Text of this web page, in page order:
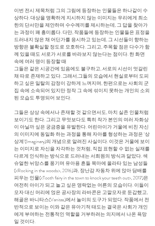
이번 전시 제목처럼 그의 그림에 등장하는 인물들은 하나같이 수
상하다. 대상을 명확하게 지시하지 않는 이미지는 우리에게 최소
한의 단서만을 제안하며 수수께끼를 제시하는데, 그 답을 찾아가
는 과정이 꽤 흥미롭다. 다만, 작품들에 등장하는 인물들은 표정을
드러내지 않은 채 어딘가를 응시하고 있는데, 그 시선들이 향하는
방향은 불확실할 정도로 모호하다. 그리고, 주목할 점은 다수가 함
께 있을 때도 서로가 서로를 바라보지 않는다는 점이다. 한 화면
속에 여러 명이 등장할 때
그들은 같은 시공간에 있음에도 불구하고, 서로의 시선이 엇갈린
채 따로 존재하고 있다. 그래서,그들의 모습에서 현실로부터 도피
하고 싶은 일탈의 감정이 강하게 느껴지며, 한편으로는 사회의 군
집 속에 소속되어 있지만 정작 그 속에 섞이지 못하는 개인의 소외
된 모습도 투영되어 보인다.
그들은 상상 속에서나 존재할 것 같으면서도, 마치 실존 인물처럼
보이기도 한다. 그리고 무엇보다도 특히 작가 본인의 여러 자화상
이 아닐까 싶은 궁금증을 유발한다. 어린아이가 거울에 비친 자신
의 이미지에 동일화 하는 과정을 통해 자아를 형성하는 과정은 ‘상
상계’(Imaginary)의 개념으로 알려진 사실이다. 이것은 거울에 보이
는 이미지로 자신을 자각하는 것처럼, 직접 표현할 수 없는 실재를
다르게 인식하는 방식으로 드러내는 서희원의 방식과 닮았다. 섹
슈얼한 뉘앙스를 풍기며 유아용 흔들 목마에 올라타 있는 남성들
(<Rocking in the woods>, 2016)과, 장난감 자동차 위에 앉아 담배를
피우는 인물(<Tooth fairy in the town to knock your teeth out>, 2017)은
여전히 아이가 되고 놀고 싶은 영락없는 어른의 모습이다. 이들이
모자 대신 머리에 얹은 공사장의 라바콘은 고깔모자로 둔갑했고,
해골은 바니타스(Vanitas)에서 놀이의 도구가 되었다. 작품에서 전
반적으로 보이는 이와 같은 유아기적 태도는 결국은 사회가 개인
에게 부여하는 전통적인 역할을 거부하려는 의지에서 나온 욕망
일 것이다.